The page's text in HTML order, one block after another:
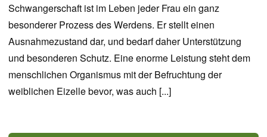
Schwangerschaft ist im Leben jeder Frau ein ganz
besonderer Prozess des Werdens. Er stellt einen
Ausnahmezustand dar, und bedarf daher Unterstützung
und besonderen Schutz. Eine enorme Leistung steht dem
menschlichen Organismus mit der Befruchtung der
weiblichen Eizelle bevor, was auch [...]